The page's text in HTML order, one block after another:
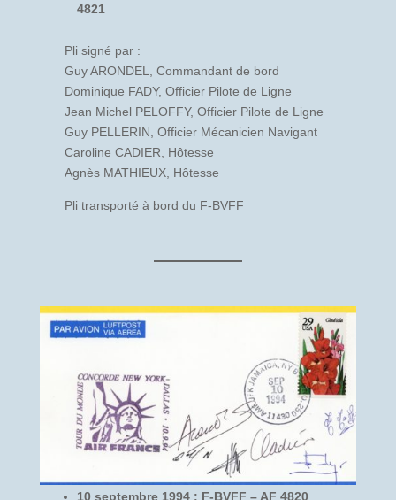
4821
Pli signé par :
Guy ARONDEL, Commandant de bord
Dominique FADY, Officier Pilote de Ligne
Jean Michel PELOFFY, Officier Pilote de Ligne
Guy PELLERIN, Officier Mécanicien Navigant
Caroline CADIER, Hôtesse
Agnès MATHIEUX, Hôtesse
Pli transporté à bord du F-BVFF
10 septembre 1994 : F-BVFF – AF 4820